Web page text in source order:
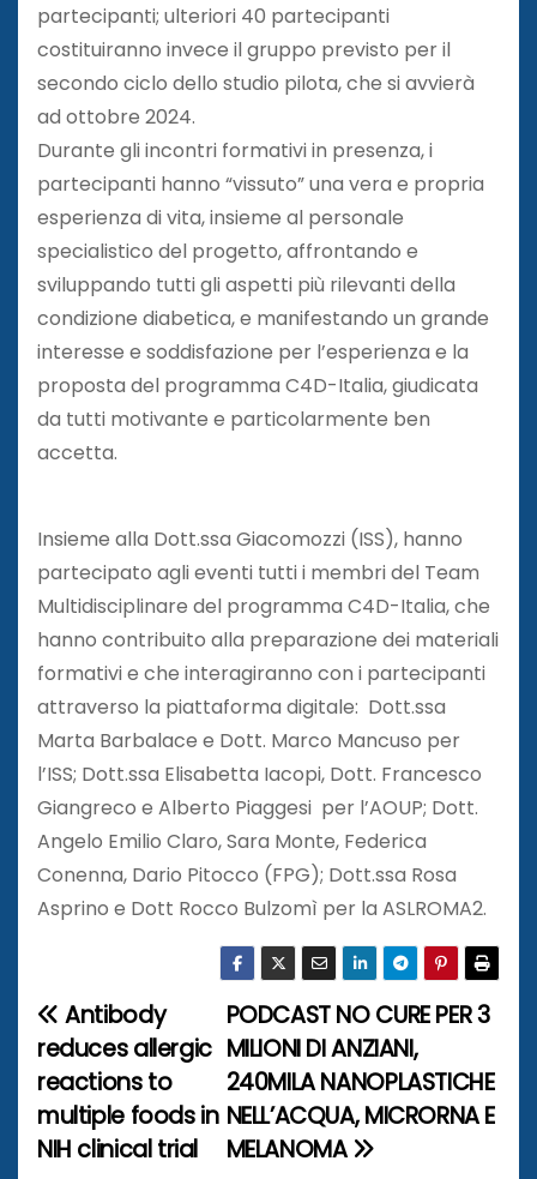
partecipanti; ulteriori 40 partecipanti
costituiranno invece il gruppo previsto per il
secondo ciclo dello studio pilota, che si avvierà
ad ottobre 2024.
Durante gli incontri formativi in presenza, i
partecipanti hanno “vissuto” una vera e propria
esperienza di vita, insieme al personale
specialistico del progetto, affrontando e
sviluppando tutti gli aspetti più rilevanti della
condizione diabetica, e manifestando un grande
interesse e soddisfazione per l’esperienza e la
proposta del programma C4D-Italia, giudicata
da tutti motivante e particolarmente ben
accetta.
Insieme alla Dott.ssa Giacomozzi (ISS), hanno
partecipato agli eventi tutti i membri del Team
Multidisciplinare del programma C4D-Italia, che
hanno contribuito alla preparazione dei materiali
formativi e che interagiranno con i partecipanti
attraverso la piattaforma digitale: Dott.ssa
Marta Barbalace e Dott. Marco Mancuso per
l’ISS; Dott.ssa Elisabetta Iacopi, Dott. Francesco
Giangreco e Alberto Piaggesi per l’AOUP; Dott.
Angelo Emilio Claro, Sara Monte, Federica
Conenna, Dario Pitocco (FPG); Dott.ssa Rosa
Asprino e Dott Rocco Bulzomì per la ASLROMA2.
N
a
v
PODCAST NO CURE PER 3
MILIONI DI ANZIANI,
240MILA NANOPLASTICHE
NELL’ACQUA, MICRORNA E
MELANOMA
Antibody
reduces allergic
reactions to
multiple foods in
NIH clinical trial